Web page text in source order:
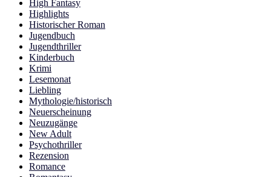
High Fantasy
Highlights
Historischer Roman
Jugendbuch
Jugendthriller
Kinderbuch
Krimi
Lesemonat
Liebling
Mythologie/historisch
Neuerscheinung
Neuzugänge
New Adult
Psychothriller
Rezension
Romance